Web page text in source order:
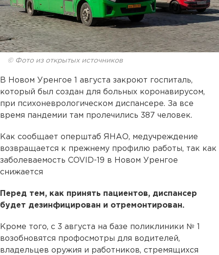
© Фото из открытых источников
В Новом Уренгое 1 августа закроют госпиталь,
который был создан для больных коронавирусом,
при психоневрологическом диспансере. За все
время пандемии там пролечились 387 человек.
Как сообщает оперштаб ЯНАО, медучреждение
возвращается к прежнему профилю работы, так как
заболеваемость COVID-19 в Новом Уренгое
снижается
Перед тем, как принять пациентов, диспансер
будет дезинфицирован и отремонтирован.
Кроме того, с 3 августа на базе поликлиники № 1
возобновятся профосмотры для водителей,
владельцев оружия и работников, стремящихся